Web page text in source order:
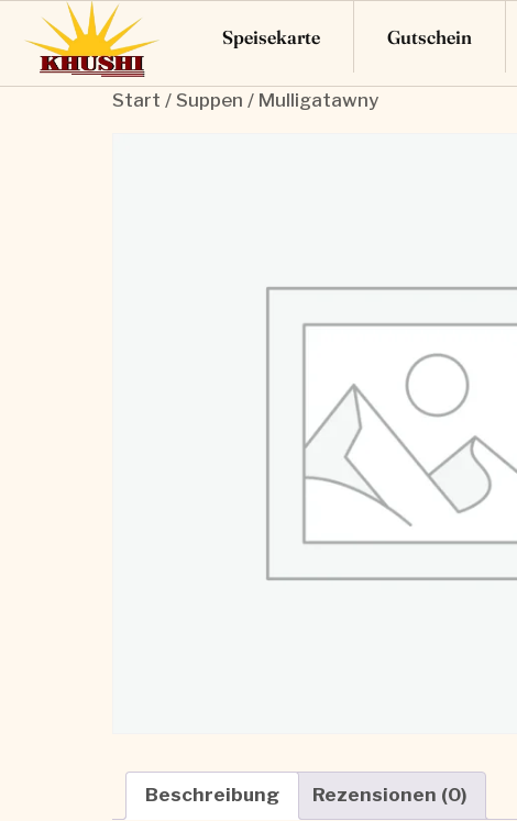
Speisekarte Gutschein
Start / Suppen / Mulligatawny
Beschreibung Rezensionen (0)